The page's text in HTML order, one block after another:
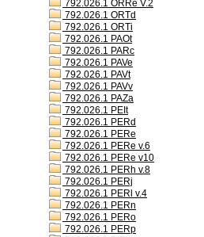
792.026.1 ORRe V.2
792.026.1 ORTd
792.026.1 ORTi
792.026.1 PAOt
792.026.1 PARc
792.026.1 PAVe
792.026.1 PAVt
792.026.1 PAVv
792.026.1 PAZa
792.026.1 PEIt
792.026.1 PERd
792.026.1 PERe
792.026.1 PERe v.6
792.026.1 PERe v10
792.026.1 PERh v.8
792.026.1 PERj
792.026.1 PERl v.4
792.026.1 PERn
792.026.1 PERo
792.026.1 PERp